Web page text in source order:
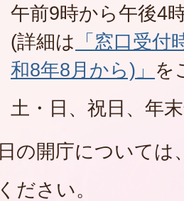
午前9時から午後4
(詳細は 「窓口受
和8年8月から)」 を
土・日、祝日、年
の開庁については
ださい。